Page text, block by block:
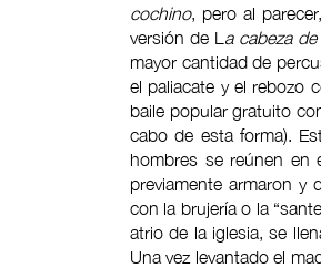
cochino, pero al
versión de L a cabeza
mayor cantidad de
el paliacate y el rebozo
baile popular gratuito
cabo de esta forma).
hombres se reúnen en
previamente armaron y
con la brujería o la
atrio de la iglesia, se
Una vez levantado el